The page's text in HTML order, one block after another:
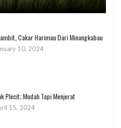
Cakar Harimau Dari Minangkabau
10, 2024
Plecit; Mudah Tapi Menjerat
15, 2024